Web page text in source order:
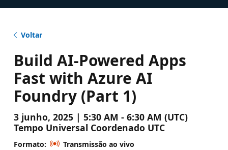
Voltar
Build AI-Powered Apps
Fast with Azure AI
Foundry (Part 1)
3 junho, 2025 | 5:30 AM - 6:30 AM (UTC)
Tempo Universal Coordenado UTC
Formato:
Transmissão ao vivo